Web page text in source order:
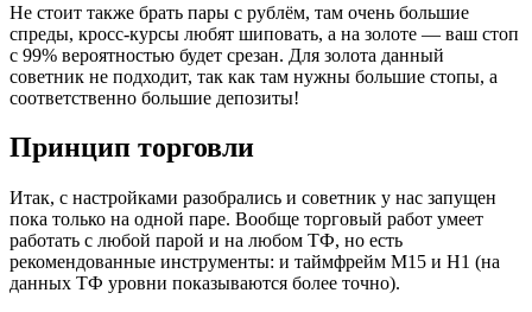
Не стоит также брать пары с рублём, там очень большие
спреды, кросс-курсы любят шиповать, а на золоте — ваш стоп
с 99% вероятностью будет срезан. Для золота данный
советник не подходит, так как там нужны большие стопы, а
соответственно большие депозиты!
Принцип торговли
Итак, с настройками разобрались и советник у нас запущен
пока только на одной паре. Вообще торговый работ умеет
работать с любой парой и на любом ТФ, но есть
рекомендованные инструменты: и таймфрейм M15 и H1 (на
данных ТФ уровни показываются более точно).